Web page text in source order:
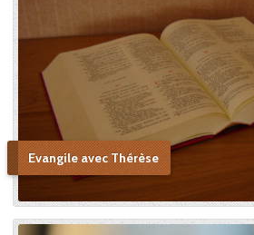
Evangile avec Thérèse